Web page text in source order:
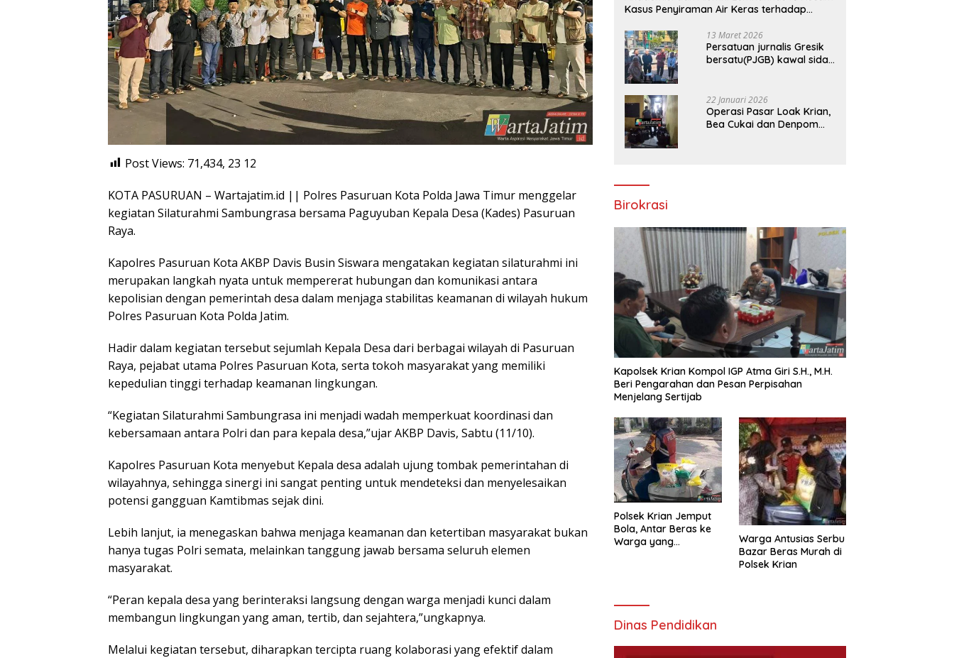
Post Views: 71,434, 23 12
KOTA PASURUAN – Wartajatim.id || Polres Pasuruan Kota Polda Jawa Timur menggelar
kegiatan Silaturahmi Sambungrasa bersama Paguyuban Kepala Desa (Kades) Pasuruan
Raya.
Kapolres Pasuruan Kota AKBP Davis Busin Siswara mengatakan kegiatan silaturahmi ini
merupakan langkah nyata untuk mempererat hubungan dan komunikasi antara
kepolisian dengan pemerintah desa dalam menjaga stabilitas keamanan di wilayah hukum
Polres Pasuruan Kota Polda Jatim.
Hadir dalam kegiatan tersebut sejumlah Kepala Desa dari berbagai wilayah di Pasuruan
Raya, pejabat utama Polres Pasuruan Kota, serta tokoh masyarakat yang memiliki
kepedulian tinggi terhadap keamanan lingkungan.
“Kegiatan Silaturahmi Sambungrasa ini menjadi wadah memperkuat koordinasi dan
kebersamaan antara Polri dan para kepala desa,”ujar AKBP Davis, Sabtu (11/10).
Kapolres Pasuruan Kota menyebut Kepala desa adalah ujung tombak pemerintahan di
wilayahnya, sehingga sinergi ini sangat penting untuk mendeteksi dan menyelesaikan
potensi gangguan Kamtibmas sejak dini.
Lebih lanjut, ia menegaskan bahwa menjaga keamanan dan ketertiban masyarakat bukan
hanya tugas Polri semata, melainkan tanggung jawab bersama seluruh elemen
masyarakat.
“Peran kepala desa yang berinteraksi langsung dengan warga menjadi kunci dalam
membangun lingkungan yang aman, tertib, dan sejahtera,”ungkapnya.
Melalui kegiatan tersebut, diharapkan tercipta ruang kolaborasi yang efektif dalam
Kasus Penyiraman Air Keras terhadap
13 Maret 2026
Persatuan jurnalis Gresik
bersatu(PJGB) kawal sidak
atas nama Molyo Cipto
amin
22 Januari 2026
Operasi Pasar Loak Krian,
Bea Cukai dan Denpom
Birokrasi
Kapolsek Krian Kompol IGP Atma Giri S.H., M.H.
Beri Pengarahan dan Pesan Perpisahan
Menjelang Sertijab
Polsek Krian Jemput
Bola, Antar Beras ke
Warga yang
Warga Antusias Serbu
Bazar Beras Murah di
Polsek Krian
Dinas Pendidikan